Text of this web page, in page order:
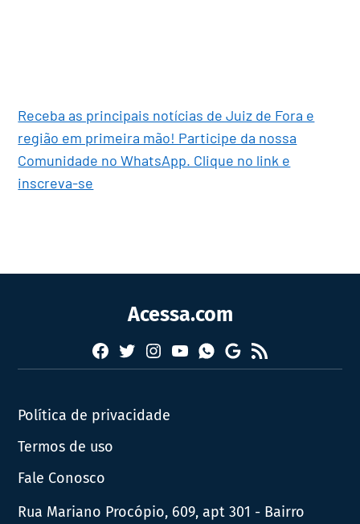
Receba as principais notícias de Juiz de Fora e
região em primeira mão! Participe da nossa
Comunidade no WhatsApp. Clique no link e
inscreva-se
Acessa.com
Facebook
TwitterInstagram
YouTubeWhatsapp
Google
News
RSS
Política de privacidade
Termos de uso
Fale Conosco
Rua Mariano Procópio, 609, apt 301 - Bairro